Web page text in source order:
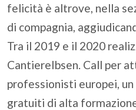
felicità è altrove, nella
di compagnia,
Tra il 2019 e il 2020
CantiereIbsen. Call per
professionisti europei,
gratuiti di alta